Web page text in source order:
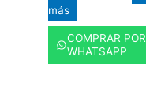
más
COMPRAR POR
WHATSAPP